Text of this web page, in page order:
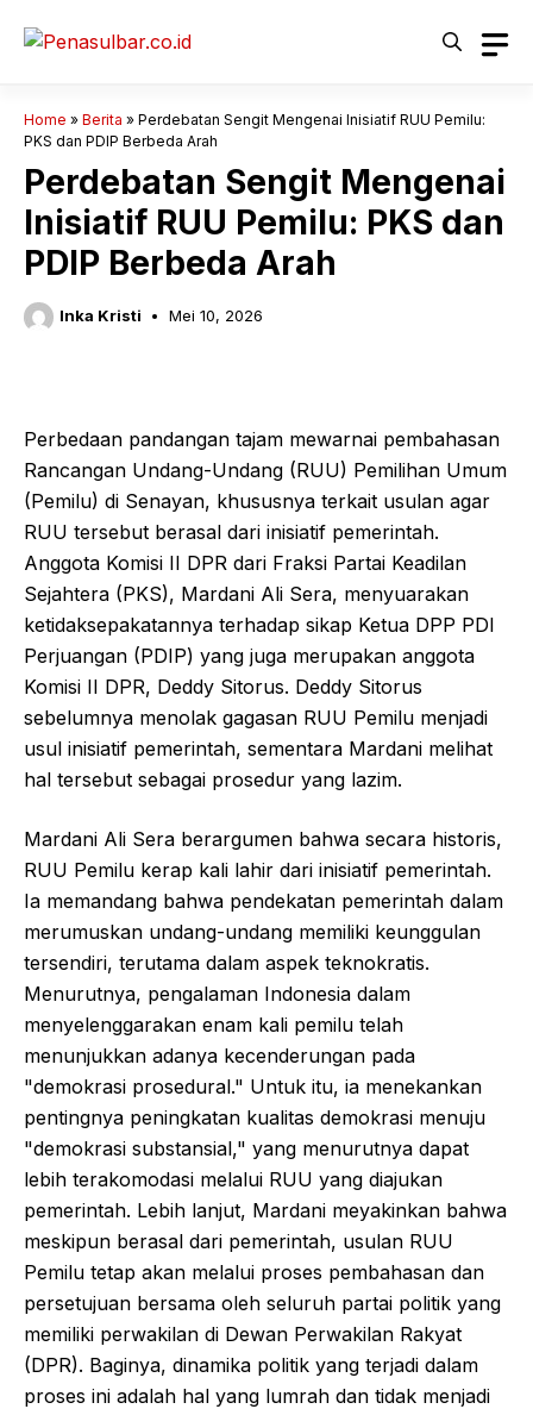
Home » Berita » Perdebatan Sengit Mengenai Inisiatif RUU Pemilu:
PKS dan PDIP Berbeda Arah
Perdebatan Sengit Mengenai
Inisiatif RUU Pemilu: PKS dan
PDIP Berbeda Arah
Inka Kristi Mei 10, 2026
Perbedaan pandangan tajam mewarnai pembahasan
Rancangan Undang-Undang (RUU) Pemilihan Umum
(Pemilu) di Senayan, khususnya terkait usulan agar
RUU tersebut berasal dari inisiatif pemerintah.
Anggota Komisi II DPR dari Fraksi Partai Keadilan
Sejahtera (PKS), Mardani Ali Sera, menyuarakan
ketidaksepakatannya terhadap sikap Ketua DPP PDI
Perjuangan (PDIP) yang juga merupakan anggota
Komisi II DPR, Deddy Sitorus. Deddy Sitorus
sebelumnya menolak gagasan RUU Pemilu menjadi
usul inisiatif pemerintah, sementara Mardani melihat
hal tersebut sebagai prosedur yang lazim.
Mardani Ali Sera berargumen bahwa secara historis,
RUU Pemilu kerap kali lahir dari inisiatif pemerintah.
Ia memandang bahwa pendekatan pemerintah dalam
merumuskan undang-undang memiliki keunggulan
tersendiri, terutama dalam aspek teknokratis.
Menurutnya, pengalaman Indonesia dalam
menyelenggarakan enam kali pemilu telah
menunjukkan adanya kecenderungan pada
"demokrasi prosedural." Untuk itu, ia menekankan
pentingnya peningkatan kualitas demokrasi menuju
"demokrasi substansial," yang menurutnya dapat
lebih terakomodasi melalui RUU yang diajukan
pemerintah. Lebih lanjut, Mardani meyakinkan bahwa
meskipun berasal dari pemerintah, usulan RUU
Pemilu tetap akan melalui proses pembahasan dan
persetujuan bersama oleh seluruh partai politik yang
memiliki perwakilan di Dewan Perwakilan Rakyat
(DPR). Baginya, dinamika politik yang terjadi dalam
proses ini adalah hal yang lumrah dan tidak menjadi